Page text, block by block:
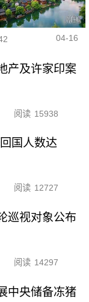
04-16
产及许家印案
阅读 15938
国人数达
阅读 12727
巡视对象公布
阅读 14297
中央储备冻猪